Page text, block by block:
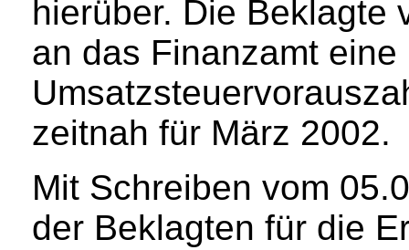
hierüber. Die Beklagte
an das Finanzamt
zeitnah für März 2002.
Mit Schreiben vom
der Beklagten für die